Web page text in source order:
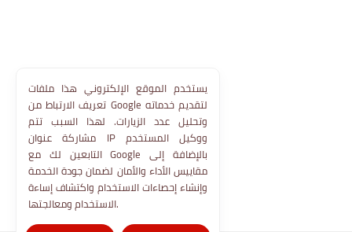
يستخدم الموقع الإلكتروني هذا ملفات
تعريف الارتباط من Google لتقديم خدماته
وتحليل عدد الزيارات. لهذا السبب تتم
مشاركة عنوان IP ووكيل المستخدم
التابعين لك مع Google بالإضافة إلى
مقاييس الأداء والأمان لضمان جودة الخدمة
وإنشاء إحصاءات الاستخدام واكتشاف إساءة
الاستخدام ومعالجتها.